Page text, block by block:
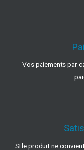
Vos paiements par
SI le produit ne